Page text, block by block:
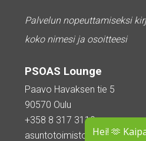
Hei! 🫶
Palvelun nopeuttamiseksi
koko nimesi ja osoitteesi
PSOAS Lounge
Paavo Havaksen tie 5
90570 Oulu
+358 8 317 3110
asuntotoimisto@psoas.fi